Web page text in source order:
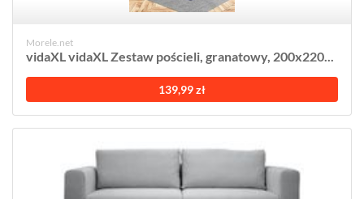
Morele.net
vidaXL vidaXL Zestaw pościeli, granatowy, 200x220...
139,99 zł